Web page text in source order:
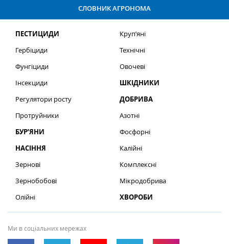
СЛОВНИК АГРОНОМА
ПЕСТИЦИДИ
Гербіциди
Фунгіциди
Інсекциди
Регулятори росту
Протруйники
БУР’ЯНИ
НАСІННЯ
Зернові
Зернобобові
Олійні
Круп’яні
Технічні
Овочеві
ШКІДНИКИ
ДОБРИВА
Азотні
Фосфорні
Калійні
Комплексні
Мікродобрива
ХВОРОБИ
Ми в соціальних мережах